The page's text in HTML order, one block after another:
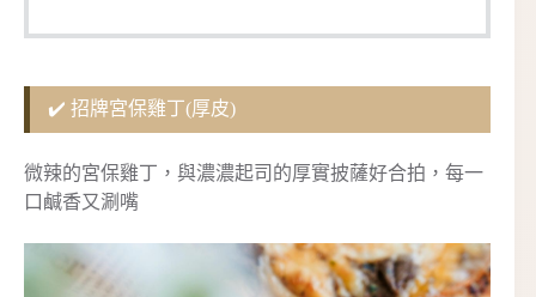
✔️ 招牌宮保雞丁(厚皮)
微辣的宮保雞丁，與濃濃起司的厚實披薩好合拍，每一
口鹹香又涮嘴